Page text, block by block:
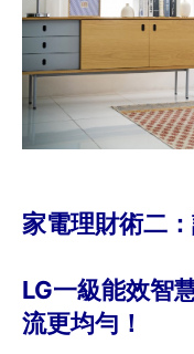
家電理財術二
LG一級能效智
流更均勻！